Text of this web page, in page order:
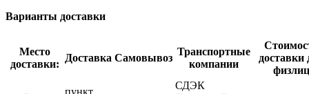
Варианты доставки
Место
доставки:
Доставка Самовывоз
Транспортные
компании
доставки
физлиц
СДЭК